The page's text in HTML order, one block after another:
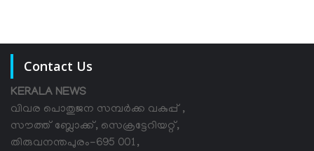
Contact Us
KERALA NEWS
വിവര പൊതുജന സമ്പര്‍ക്ക വകുപ്പ് ,
സൗത്ത് ബ്ലോക്ക്, സെക്രട്ടേറിയറ്റ്,
തിരുവനന്തപുരം-695 001,